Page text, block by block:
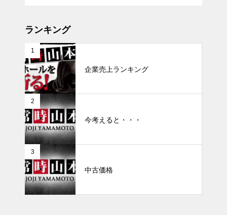
ランキング
1
企業売上ランキング
2
今考えると・・・
3
中古価格